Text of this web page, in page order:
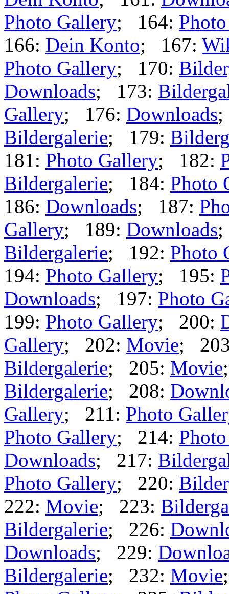
Photo Gallery; 164:
166: Dein Konto; 167:
Photo Gallery; 170:
Downloads; 173:
Gallery; 176: Downloads
Bildergalerie; 179:
181: Photo Gallery; 182:
Bildergalerie; 184: Photo
186: Downloads; 187:
Gallery; 189: Downloads
Bildergalerie; 192: Photo
194: Photo Gallery; 195:
Downloads; 197: Photo
199: Photo Gallery; 200:
Gallery; 202: Movie;
Bildergalerie; 205: Movie
Bildergalerie; 208:
Gallery; 211: Photo
Photo Gallery; 214:
Downloads; 217:
Photo Gallery; 220:
222: Movie; 223:
Bildergalerie; 226:
Downloads; 229:
Bildergalerie; 232: Movie